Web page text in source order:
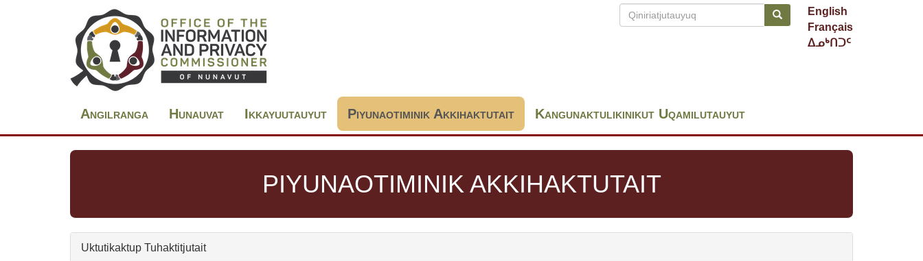
English
Français
ᐃᓄᒃᑎᑐᑦ
Search
Qiniriatjutauyuq Qiniriatjutauyuq
Main
navigation
Angilranga Hunauvat Ikkayuutauyut Piyunaotiminik Akkihaktutait Kangunaktulikinikut Uqamilutauyut
PIYUNAOTIMINIK AKKIHAKTUTAIT
Uktutikaktup Tuhaktitjutait